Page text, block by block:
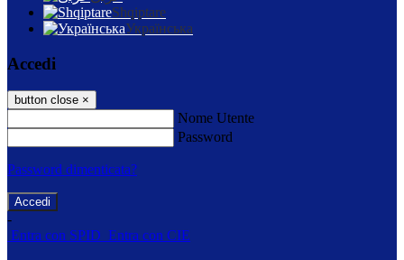
Shqiptare
Українська
Accedi
button close ×
Nome Utente
Password
Password dimenticata?
-
Entra con SPID Entra con CIE